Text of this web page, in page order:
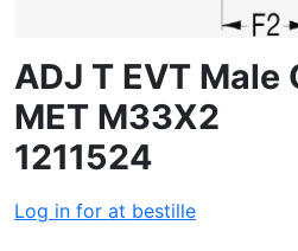
ADJ T EVT Male
MET M33X2
1211524
Log in for at bestille